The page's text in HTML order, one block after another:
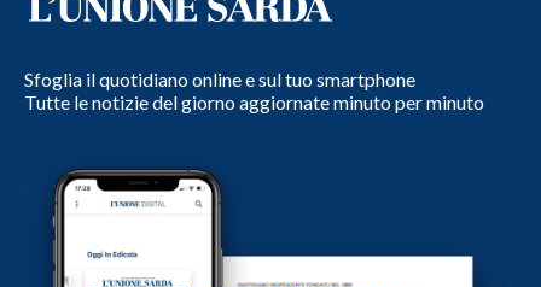
Sfoglia il quotidiano online e sul tuo smartphone
Tutte le notizie del giorno aggiornate minuto per minuto